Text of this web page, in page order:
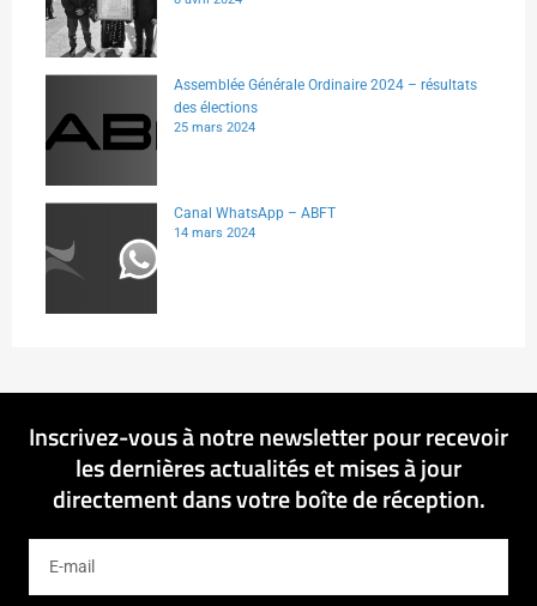
Assemblée Générale Ordinaire 2024 – résultats
des élections
25 mars 2024
Canal WhatsApp – ABFT
14 mars 2024
Inscrivez-vous à notre newsletter pour recevoir
les dernières actualités et mises à jour
directement dans votre boîte de réception.